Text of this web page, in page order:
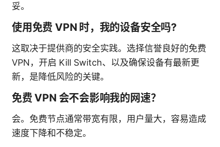
妥。
使用免费 VPN 时，我的设备安全吗?
这取决于提供商的安全实践。选择信誉良好的免费
VPN，开启 Kill Switch、以及确保设备有最新更
新，是降低风险的关键。
免费 VPN 会不会影响我的网速？
会。免费节点通常带宽有限，用户量大，容易造成
速度下降和不稳定。